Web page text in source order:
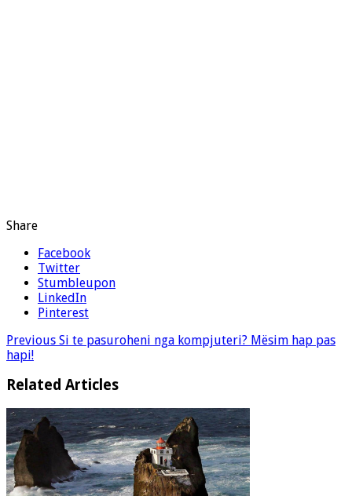
Share
Facebook
Twitter
Stumbleupon
LinkedIn
Pinterest
Previous Si te pasuroheni nga kompjuteri? Mësim hap pas
hapi!
Related Articles